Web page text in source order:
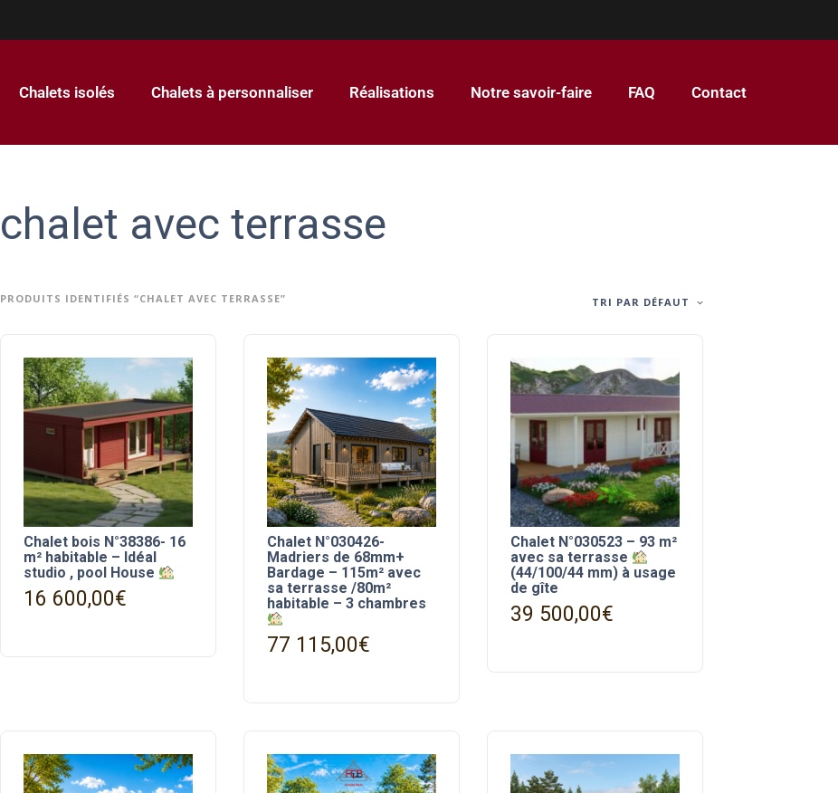
Chalets isolés Chalets à personnaliser Réalisations Notre savoir-faire FAQ Contact
chalet avec terrasse
PRODUITS IDENTIFIÉS “CHALET AVEC TERRASSE” TRI PAR DÉFAUT
Chalet bois N°38386- 16
m² habitable – Idéal
studio , pool House
16 600,00€
Chalet N°030426-
Madriers de 68mm+
Bardage – 115m² avec
sa terrasse /80m²
habitable – 3 chambres
77 115,00€
Chalet N°030523 – 93 m²
avec sa terrasse
(44/100/44 mm) à usage
de gîte
39 500,00€